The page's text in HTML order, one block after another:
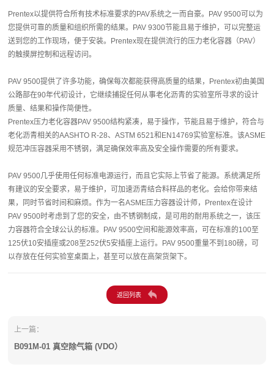
Prentex以提供符合所有技术标准要求的PAV系统之一而自豪。PAV 9500可以为
您提供可靠的质量和组织所需的结果。PAV 9300节能且易于维护，可以完整运
送到您的工作现场，便于安装。 Prentex现在提供流行的压力老化容器（PAV）
的触摸屏控制和远程访问。
PAV 9500提供了许多功能，确保每次都能获得高质量的结果，Prentex初由美国
公路部在90年代初设计，它继续捕捉任何从事老化沥青的实验室所寻求的设计
质量、结果和操作简便性。
Prentex压力老化容器PAV 9500结构紧凑，易于操作，节能且易于维护，符合与
老化沥青相关的AASHTO R-28、ASTM 6521和EN14769实验室标准。该ASME
规范冲压容器采用不锈钢，满足确保效率高及安全操作需要的所有要求。
PAV 9500几乎使用任何标准电源运行，而且它实际上节省了能源。系统满足所
有建议的安全要求，易于维护，可加速沥青结合料样品的老化。会给你带来结
果，同时节省时间和麻烦。作为一名ASME压力容器设计师，Prentex在设计
PAV 9500时考虑到了您的安全，由不锈钢制成，是可用的耐用系统之一，该压
力容器符合全球公认的标准。PAV 9500空间和能源效率高，可在标准的100至
125伏10安插座或208至252伏5安插座上运行。PAV 9500重量不到180磅，可
以存放在任何实验室桌面上，甚至可以放在高架货架下。
上一篇：
B091M-01 真空除气箱 (VDO）